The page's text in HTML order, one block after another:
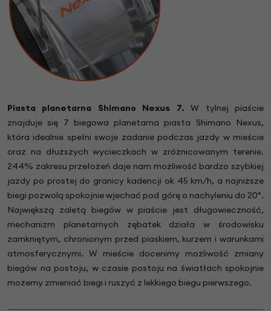
Piasta planetarna Shimano Nexus 7. W tylnej piaście
znajduje się 7 biegowa planetarna piasta Shimano Nexus,
która idealnie spełni swoje zadanie podczas jazdy w mieście
oraz na dłuższych wycieczkach w zróżnicowanym terenie.
244% zakresu przełożeń daje nam możliwość bardzo szybkiej
jazdy po prostej do granicy kadencji ok 45 km/h, a najniższe
biegi pozwolą spokojnie wjechać pod górę o nachyleniu do 20°.
Największą zaletą biegów w piaście jest długowieczność,
mechanizm planetarnych zębatek działa w środowisku
zamkniętym, chronionym przed piaskiem, kurzem i warunkami
atmosferycznymi. W mieście docenimy możliwość zmiany
biegów na postoju, w czasie postoju na światłach spokojnie
możemy zmieniać biegi i ruszyć z lekkiego biegu pierwszego.